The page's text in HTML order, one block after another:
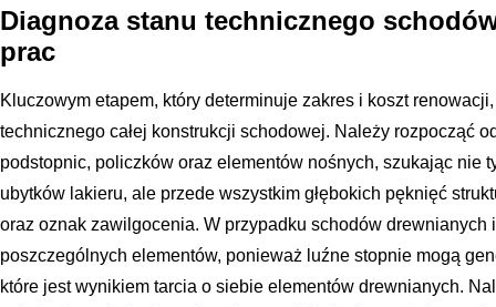
Diagnoza stanu technicznego
prac
Kluczowym etapem, który determinuje zakres i koszt
technicznego całej konstrukcji schodowej. Należy rozpocząć
podstopnic, policzków oraz elementów nośnych, szukając nie
ubytków lakieru, ale przede wszystkim głębokich pęknięć
oraz oznak zawilgocenia. W przypadku schodów
poszczególnych elementów, ponieważ luźne stopnie mogą
które jest wynikiem tarcia o siebie elementów drewnianych.